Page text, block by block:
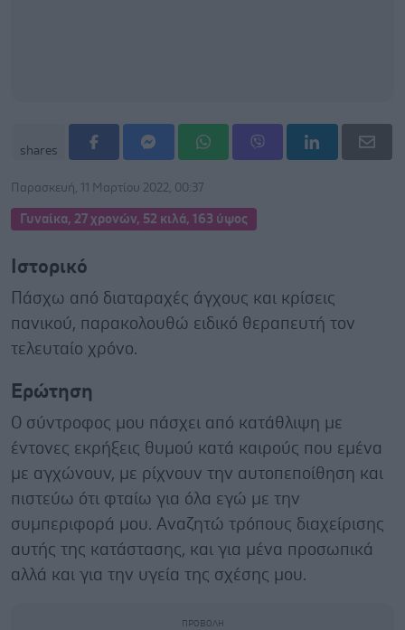
shares
Παρασκευή, 11 Μαρτίου 2022, 00:37
Γυναίκα, 27 χρονών, 52 κιλά, 163 ύψος
Ιστορικό
Πάσχω από διαταραχές άγχους και κρίσεις
πανικού, παρακολουθώ ειδικό θεραπευτή τον
τελευταίο χρόνο.
Ερώτηση
Ο σύντροφος μου πάσχει από κατάθλιψη με
έντονες εκρήξεις θυμού κατά καιρούς που εμένα
με αγχώνουν, με ρίχνουν την αυτοπεποίθηση και
πιστεύω ότι φταίω για όλα εγώ με την
συμπεριφορά μου. Αναζητώ τρόπους διαχείρισης
αυτής της κατάστασης, και για μένα προσωπικά
αλλά και για την υγεία της σχέσης μου.